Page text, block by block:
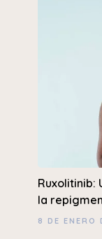
Ruxolitinib:
la
8 DE ENERO